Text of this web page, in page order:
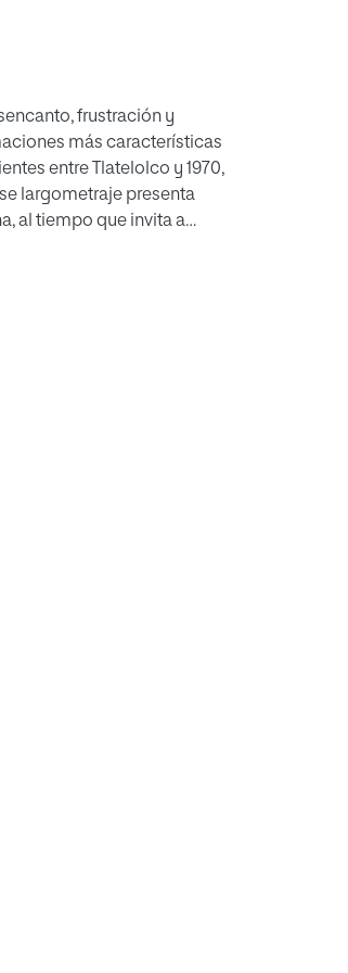
frustración y
más características
entre Tlatelolco y 1970,
largometraje presenta
al tiempo que invita a